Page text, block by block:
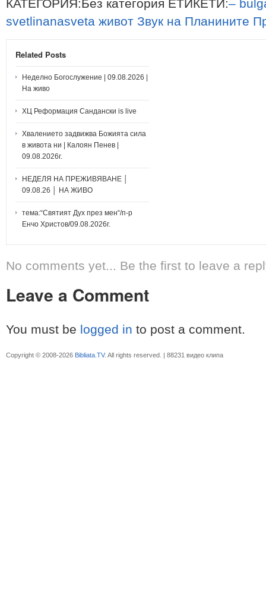
КАТЕГОРИЯ:Без категория ЕТИКЕТИ:–
svetlinanasveta живот Звук на Планините
Related Posts
Неделно Богослужение | 09.08.2026 |
На живо
ХЦ Реформация Сандански is live
Хвалението задвижва Божията сила
в живота ни | Калоян Пенев |
09.08.2026г.
НЕДЕЛЯ НА ПРЕЖИВЯВАНЕ │
09.08.26 │ НА ЖИВО
тема:“Святият Дух през мен“/п-р
Енчо Христов/09.08.2026г.
No comments yet... Be the first to leave a
Leave a Comment
You must be logged in to post a comment.
Copyright © 2008-2026 Bibliata.TV. All rights reserved. | 88231 видео клипа